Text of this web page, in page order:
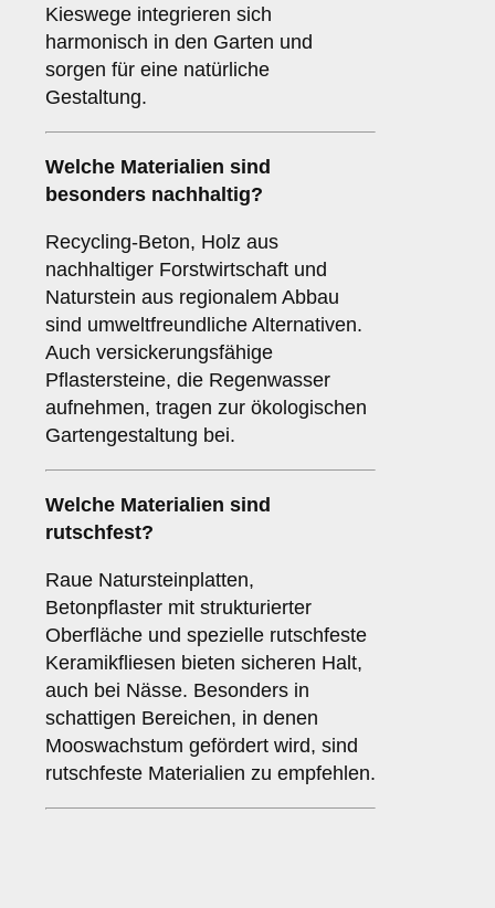
Kieswege integrieren sich
harmonisch in den Garten und
sorgen für eine natürliche
Gestaltung.
Welche Materialien sind
besonders nachhaltig?
Recycling-Beton, Holz aus
nachhaltiger Forstwirtschaft und
Naturstein aus regionalem Abbau
sind umweltfreundliche Alternativen.
Auch versickerungsfähige
Pflastersteine, die Regenwasser
aufnehmen, tragen zur ökologischen
Gartengestaltung bei.
Welche Materialien sind
rutschfest?
Raue Natursteinplatten,
Betonpflaster mit strukturierter
Oberfläche und spezielle rutschfeste
Keramikfliesen bieten sicheren Halt,
auch bei Nässe. Besonders in
schattigen Bereichen, in denen
Mooswachstum gefördert wird, sind
rutschfeste Materialien zu empfehlen.